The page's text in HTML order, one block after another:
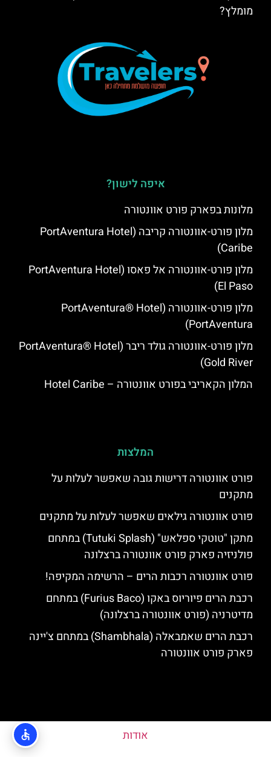
מומלץ?
איפה לישון?
מלונות בפארק פורט אוונטורה
מלון פורט-אוונטורה קריבה (PortAventura Hotel
Caribe)
מלון פורט-אוונטורה אל פאסו (PortAventura Hotel
El Paso)
מלון פורט-אוונטורה (PortAventura® Hotel
PortAventura)
מלון פורט-אוונטורה גולד ריבר (PortAventura® Hotel
Gold River)
המלון הקאריבי בפורט אוונטורה – Hotel Caribe
המלצות
פורט אוונטורה דרישות גובה שאפשר לעלות על
מתקנים
פורט אוונטורה גילאים שאפשר לעלות על מתקנים
מתקן "טוטקי ספלאש" (Tutuki Splash) במתחם
פולניזיה פארק פורט אוונטורה ברצלונה
פורט אוונטורה רכבות הרים – הרשימה המקיפה!
רכבת הרים פיוריוס באקו (Furius Baco) במתחם
מדיטרניה (פורט אוונטורה ברצלונה)
רכבת הרים שאמבאלה (Shambhala) במתחם צ'יינה
פארק פורט אוונטורה
אודות